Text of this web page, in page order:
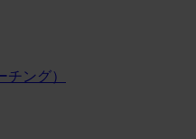
ング）